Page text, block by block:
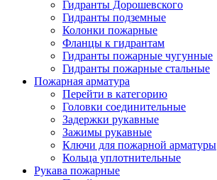
Гидранты Дорошевского
Гидранты подземные
Колонки пожарные
Фланцы к гидрантам
Гидранты пожарные чугунные
Гидранты пожарные стальные
Пожарная арматура
Перейти в категорию
Головки соединительные
Задержки рукавные
Зажимы рукавные
Ключи для пожарной арматуры
Кольца уплотнительные
Рукава пожарные